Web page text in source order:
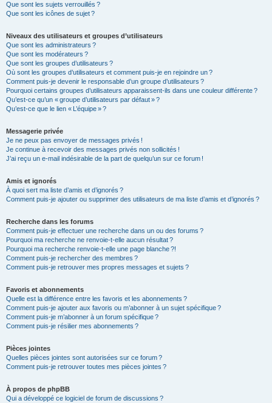
Que sont les sujets verrouillés ?
Que sont les icônes de sujet ?
Niveaux des utilisateurs et groupes d’utilisateurs
Que sont les administrateurs ?
Que sont les modérateurs ?
Que sont les groupes d’utilisateurs ?
Où sont les groupes d’utilisateurs et comment puis-je en rejoindre un ?
Comment puis-je devenir le responsable d’un groupe d’utilisateurs ?
Pourquoi certains groupes d’utilisateurs apparaissent-ils dans une couleur différente ?
Qu’est-ce qu’un « groupe d’utilisateurs par défaut » ?
Qu’est-ce que le lien « L’équipe » ?
Messagerie privée
Je ne peux pas envoyer de messages privés !
Je continue à recevoir des messages privés non sollicités !
J’ai reçu un e-mail indésirable de la part de quelqu’un sur ce forum !
Amis et ignorés
À quoi sert ma liste d’amis et d’ignorés ?
Comment puis-je ajouter ou supprimer des utilisateurs de ma liste d’amis et d’ignorés ?
Recherche dans les forums
Comment puis-je effectuer une recherche dans un ou des forums ?
Pourquoi ma recherche ne renvoie-t-elle aucun résultat ?
Pourquoi ma recherche renvoie-t-elle une page blanche ?!
Comment puis-je rechercher des membres ?
Comment puis-je retrouver mes propres messages et sujets ?
Favoris et abonnements
Quelle est la différence entre les favoris et les abonnements ?
Comment puis-je ajouter aux favoris ou m’abonner à un sujet spécifique ?
Comment puis-je m’abonner à un forum spécifique ?
Comment puis-je résilier mes abonnements ?
Pièces jointes
Quelles pièces jointes sont autorisées sur ce forum ?
Comment puis-je retrouver toutes mes pièces jointes ?
À propos de phpBB
Qui a développé ce logiciel de forum de discussions ?